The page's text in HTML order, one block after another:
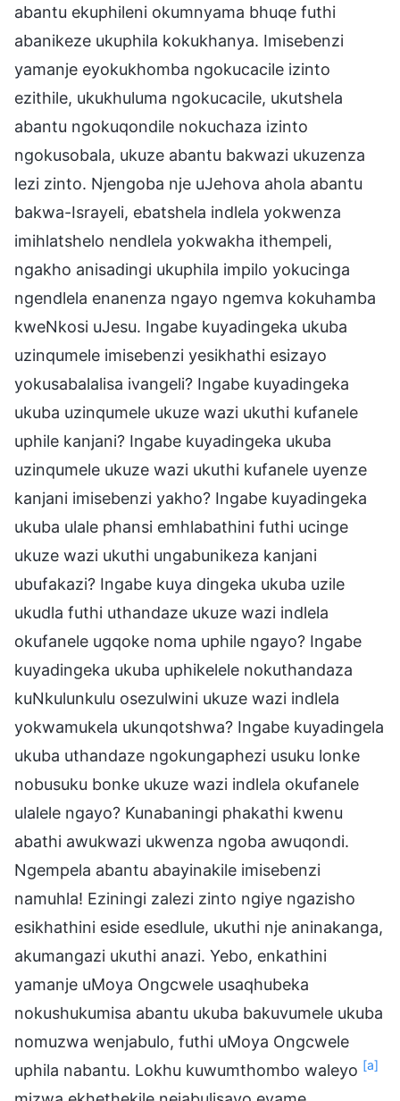
abantu ekuphileni okumnyama bhuqe futhi
abanikeze ukuphila kokukhanya. Imisebenzi
yamanje eyokukhomba ngokucacile izinto
ezithile, ukukhuluma ngokucacile, ukutshela
abantu ngokuqondile nokuchaza izinto
ngokusobala, ukuze abantu bakwazi ukuzenza
lezi zinto. Njengoba nje uJehova ahola abantu
bakwa-Israyeli, ebatshela indlela yokwenza
imihlatshelo nendlela yokwakha ithempeli,
ngakho anisadingi ukuphila impilo yokucinga
ngendlela enanenza ngayo ngemva kokuhamba
kweNkosi uJesu. Ingabe kuyadingeka ukuba
uzinqumele imisebenzi yesikhathi esizayo
yokusabalalisa ivangeli? Ingabe kuyadingeka
ukuba uzinqumele ukuze wazi ukuthi kufanele
uphile kanjani? Ingabe kuyadingeka ukuba
uzinqumele ukuze wazi ukuthi kufanele uyenze
kanjani imisebenzi yakho? Ingabe kuyadingeka
ukuba ulale phansi emhlabathini futhi ucinge
ukuze wazi ukuthi ungabunikeza kanjani
ubufakazi? Ingabe kuya dingeka ukuba uzile
ukudla futhi uthandaze ukuze wazi indlela
okufanele ugqoke noma uphile ngayo? Ingabe
kuyadingeka ukuba uphikelele nokuthandaza
kuNkulunkulu osezulwini ukuze wazi indlela
yokwamukela ukunqotshwa? Ingabe kuyadingela
ukuba uthandaze ngokungaphezi usuku lonke
nobusuku bonke ukuze wazi indlela okufanele
ulalele ngayo? Kunabaningi phakathi kwenu
abathi awukwazi ukwenza ngoba awuqondi.
Ngempela abantu abayinakile imisebenzi
namuhla! Eziningi zalezi zinto ngiye ngazisho
esikhathini eside esedlule, ukuthi nje aninakanga,
akumangazi ukuthi anazi. Yebo, enkathini
yamanje uMoya Ongcwele usaqhubeka
nokushukumisa abantu ukuba bakuvumele ukuba
nomuzwa wenjabulo, futhi uMoya Ongcwele
uphila nabantu. Lokhu kuwumthombo waleyo [a]